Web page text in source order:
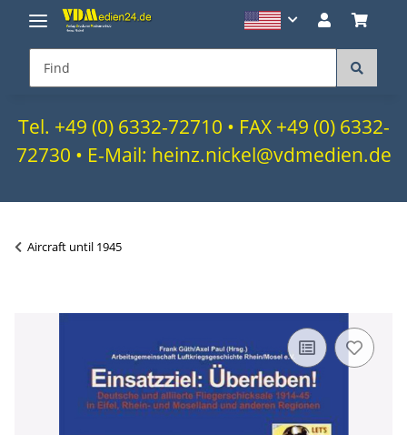
Tel. +49 (0) 6332-72710 • FAX +49 (0) 6332-
72730 • E-Mail: heinz.nickel@vdmedien.de
Aircraft until 1945